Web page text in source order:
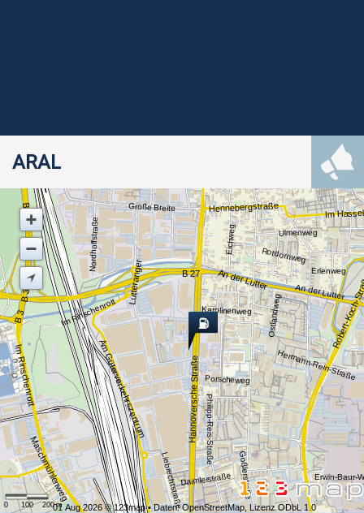
ARAL
B 27
B 3
Hannoversche Straße
An der Lutter
B 3
Im Rinschenrott
Maschmühlenweg
B 3
Im Hassel
Robert-
Hennebergstraße
Am Güterverkehrszentrum
Lutteranger
Rotdornweg
Ulmenweg
Eichweg
Nordhoffstraße
Große Breite
Hermann-Rein-Straße
An der Lutter
Porscheweg
Ostlandweg
Karolinenweg
Philipp-Reis-Straße
Daimlerstraße
Erlenweg
Goßlerstraße
Liebrechtstraße
Im Rinschenrott
Erwin-Baur-
0 100 200 m
01 Aug 2026 ©123map• Daten:OpenStreetMap,Lizenz ODbL 1.0